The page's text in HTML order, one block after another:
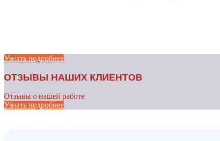
Узнать подробнее
ОТЗЫВЫ НАШИХ КЛИЕНТОВ
Отзывы о нашей работе
Узнать подробнее